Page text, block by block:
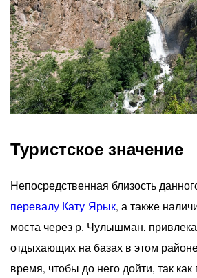
Туристское значение
Непосредственная близость
перевалу Кату-Ярык, а также
моста через р. Чулышман,
отдыхающих на базах в этом
время, чтобы до него дойти, так